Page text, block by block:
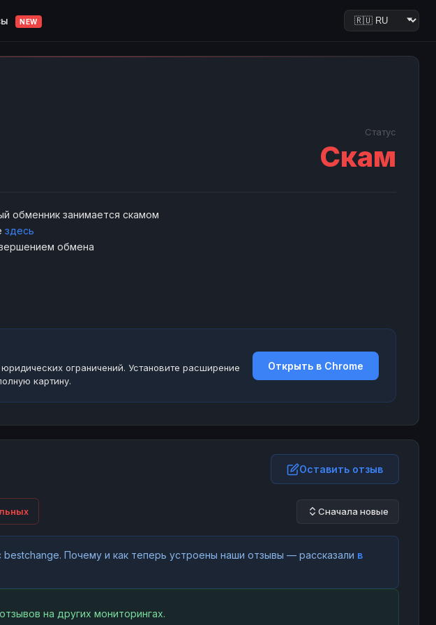
NEW
Статус
Скам
обменник занимается скамом
здесь
обмена
ограничений. Установите расширение
картину.
Открыть в Chrome
Оставить отзыв
Сначала новые
Почему и как теперь устроены наши отзывы — рассказали в
на других мониторингах.